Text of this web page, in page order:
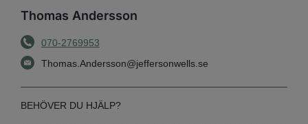
Thomas Andersson
070-2769953
Thomas.Andersson@jeffersonwells.se
BEHÖVER DU HJÄLP?